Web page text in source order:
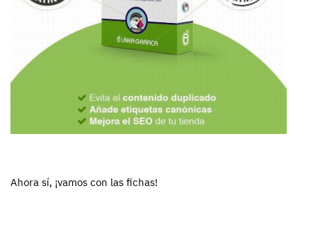
Ahora sí, ¡vamos con las fichas!